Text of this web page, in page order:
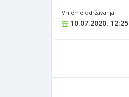
Vrijeme održavanja
10.07.2020. 12:25